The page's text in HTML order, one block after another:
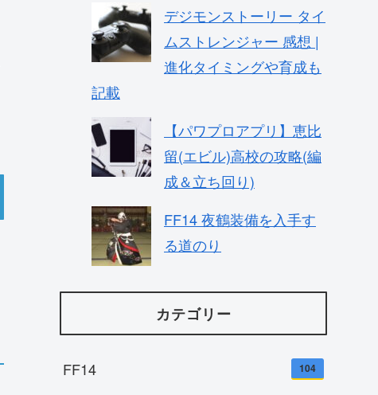
デジモンストーリー タイ
ムストレンジャー 感想 |
進化タイミングや育成も
記載
【パワプロアプリ】恵比
留(エビル)高校の攻略(編
成＆立ち回り)
FF14 夜鶴装備を入手す
る道のり
カテゴリー
FF14 104